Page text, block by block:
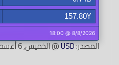
المصدر:USD@ الخميس, 6 أغسطس.